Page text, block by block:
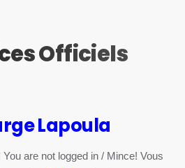
Officiels
Lapoula
are not logged in / Mince! Vous